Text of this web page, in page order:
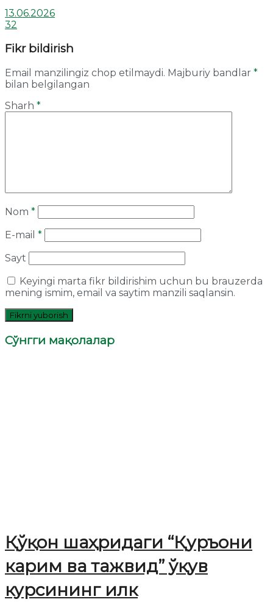
13.06.2026
32
Fikr bildirish
Email manzilingiz chop etilmaydi. Majburiy bandlar *
bilan belgilangan
Sharh *
Nom *
E-mail *
Sayt
Keyingi marta fikr bildirishim uchun bu brauzerda
mening ismim, email va saytim manzili saqlansin.
Сўнгги мақолалар
Қўқон шаҳридаги “Қуръони
карим ва тажвид” ўқув
курсининг илк